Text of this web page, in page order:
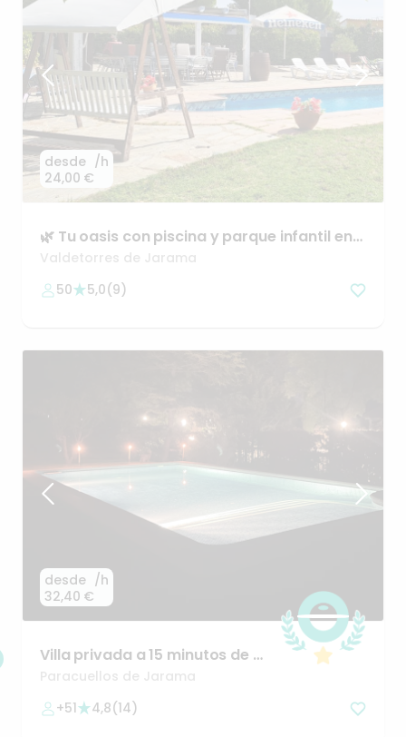
desde
24,00 €
/h
🌿 Tu oasis con piscina y parque infantil en
Madrid
Valdetorres de Jarama
50
5,0(9)
desde
32,40 €
/h
Villa privada a15 minutos de Av
de America entorno unico
Paracuellos de Jarama
+51
4,8(14)